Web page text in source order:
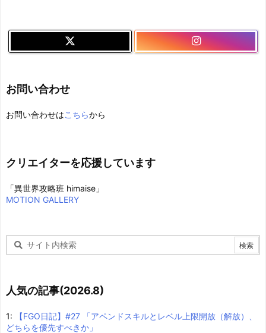
お問い合わせ
お問い合わせはこちらから
クリエイターを応援しています
「異世界攻略班 himaise」
MOTION GALLERY
人気の記事(2026.8)
1:
【FGO日記】#27 「アペンドスキルとレベル上限開放（解放）、
どちらを優先すべきか」